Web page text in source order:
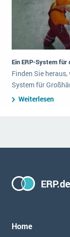
Ein ERP-System für
Finden Sie
System für
Weiterlesen
ERP.de
Home